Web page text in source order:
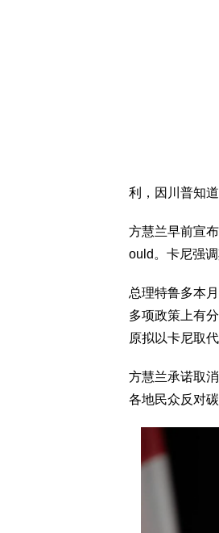
利，因川普知道
方慧兰早前宣
ould。卡尼强
总理特鲁多本
多项政策上有
原拟以卡尼取代
方慧兰承诺取
各地民众反对